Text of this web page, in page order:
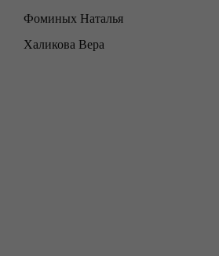
Фоминых Наталья
Халикова Вера